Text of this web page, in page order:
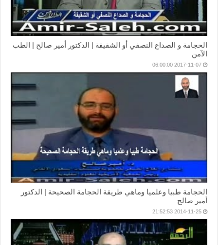
الحجامة و الصداع النصفي أو الشقيقة | الدكتور أمير صالح | الطب
الآمن
2017-11-07 06:00:00
الحجامة طبيا وعلميا وماهي طريقة الحجامة الصحيحة | الدكتور
أمير صالح
2014-11-25 21:52:53